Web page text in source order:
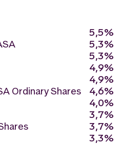
5,5%
5,3%
5,3%
4,9%
4,9%
Ordinary Shares
4,6%
4,0%
3,7%
3,7%
3,3%